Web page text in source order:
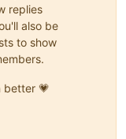
replies
also be
to show
better 💗